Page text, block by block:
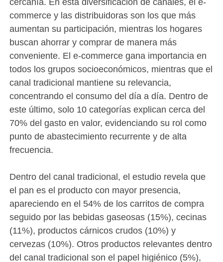
commerce y las distribuidoras son los que más
aumentan su participación, mientras los hogares
buscan ahorrar y comprar de manera más
conveniente. El e-commerce gana importancia en
todos los grupos socioeconómicos, mientras que el
canal tradicional mantiene su relevancia,
concentrando el consumo del día a día. Dentro de
este último, solo 10 categorías explican cerca del
70% del gasto en valor, evidenciando su rol como
punto de abastecimiento recurrente y de alta
frecuencia.
Dentro del canal tradicional, el estudio revela que
el pan es el producto con mayor presencia,
apareciendo en el 54% de los carritos de compra
seguido por las bebidas gaseosas (15%), cecinas
(11%), productos cárnicos crudos (10%) y
cervezas (10%). Otros productos relevantes dentro
del canal tradicional son el papel higiénico (5%),